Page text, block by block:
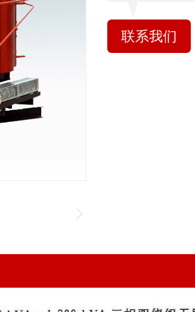
联系我们